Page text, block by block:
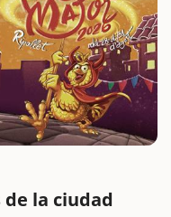
la ciudad